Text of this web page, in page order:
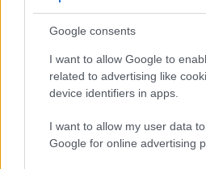
Google consents
I want to allow Google to
related to advertising like
device identifiers in apps.
I want to allow my user data
Google for online advertising
À lire également :
Finale Top 14 :
visage du Stade
Rodrigue Neti
Finale UBB -
mais surmotivé par la